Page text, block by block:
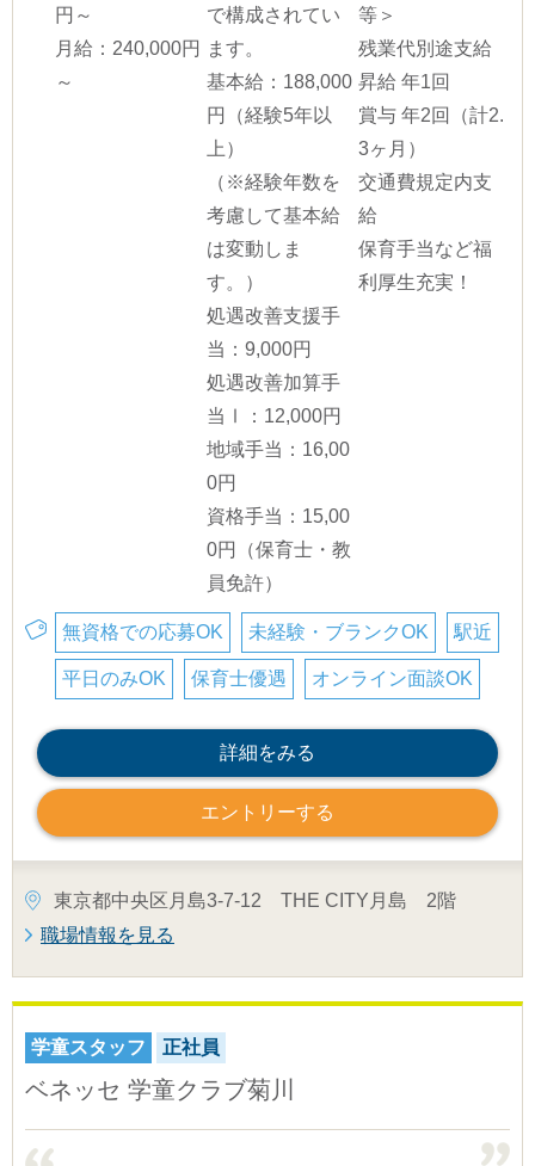
円～
月給：240,000円
～
で構成されてい
ます。
基本給：188,000
円（経験5年以
上）
（※経験年数を
考慮して基本給
は変動しま
す。）
処遇改善支援手
当：9,000円
処遇改善加算手
当Ⅰ：12,000円
地域手当：16,00
0円
資格手当：15,00
0円（保育士・教
員免許）
等＞
残業代別途支給
昇給 年1回
賞与 年2回（計2.
3ヶ月）
交通費規定内支
給
保育手当など福
利厚生充実！
無資格での応募OK 未経験・ブランクOK 駅近
平日のみOK 保育士優遇 オンライン面談OK
詳細をみる
エントリーする
東京都中央区月島3-7-12 THE CITY月島 2階
職場情報を見る
学童スタッフ 正社員
ベネッセ 学童クラブ菊川